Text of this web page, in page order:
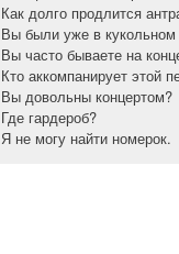
Как долго продлится
Вы были уже в кукольном
Вы часто бываете на
Кто аккомпанирует этой
Вы довольны концертом?
Где гардероб?
Я не могу найти номерок.